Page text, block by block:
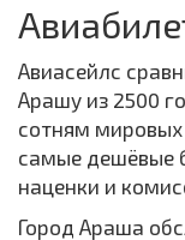
Авиасейлс
Арашу из 2500
сотням
самые дешёвые
наценки и
Город Араша